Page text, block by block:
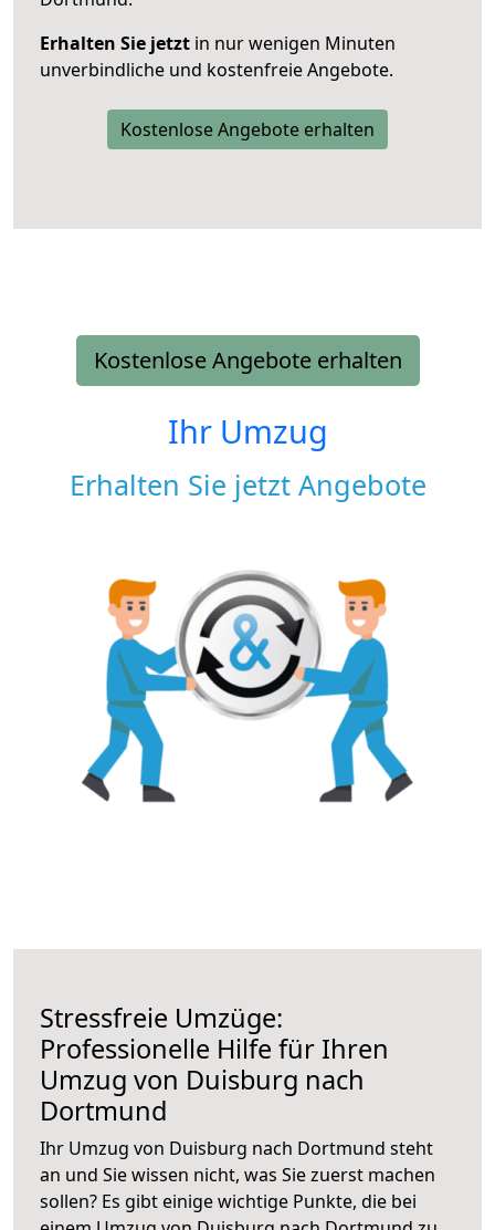
Erhalten Sie jetzt in nur wenigen Minuten
unverbindliche und kostenfreie Angebote.
Kostenlose Angebote erhalten
Kostenlose Angebote erhalten
Ihr Umzug
Erhalten Sie jetzt Angebote
Stressfreie Umzüge:
Professionelle Hilfe für Ihren
Umzug von Duisburg nach
Dortmund
Ihr Umzug von Duisburg nach Dortmund steht
an und Sie wissen nicht, was Sie zuerst machen
sollen? Es gibt einige wichtige Punkte, die bei